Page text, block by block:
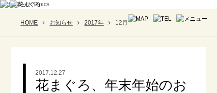
HOME お知らせ 2017年 12月
2017.12.27
花まぐろ、年末年始のお